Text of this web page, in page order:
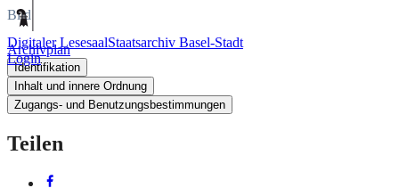
Digitaler LesesaalStaatsarchiv Basel-Stadt
Login
Bild
Archivplan
Identifikation
Inhalt und innere Ordnung
Zugangs- und Benutzungsbestimmungen
Teilen